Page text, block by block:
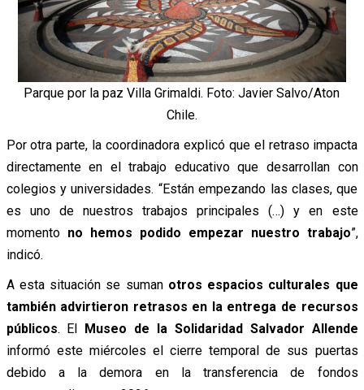
Parque por la paz Villa Grimaldi. Foto: Javier Salvo/Aton
Chile.
Por otra parte, la coordinadora explicó que el retraso impacta
directamente en el trabajo educativo que desarrollan con
colegios y universidades. “Están empezando las clases, que
es uno de nuestros trabajos principales (…) y en este
momento no hemos podido empezar nuestro trabajo”,
indicó.
A esta situación se suman otros espacios culturales que
también advirtieron retrasos en la entrega de recursos
públicos. El Museo de la Solidaridad Salvador Allende
informó este miércoles el cierre temporal de sus puertas
debido a la demora en la transferencia de fondos